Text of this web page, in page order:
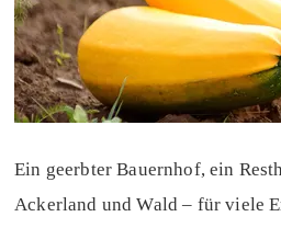
Ein geerbter Bauernhof, ein
Ackerland und Wald – für viele